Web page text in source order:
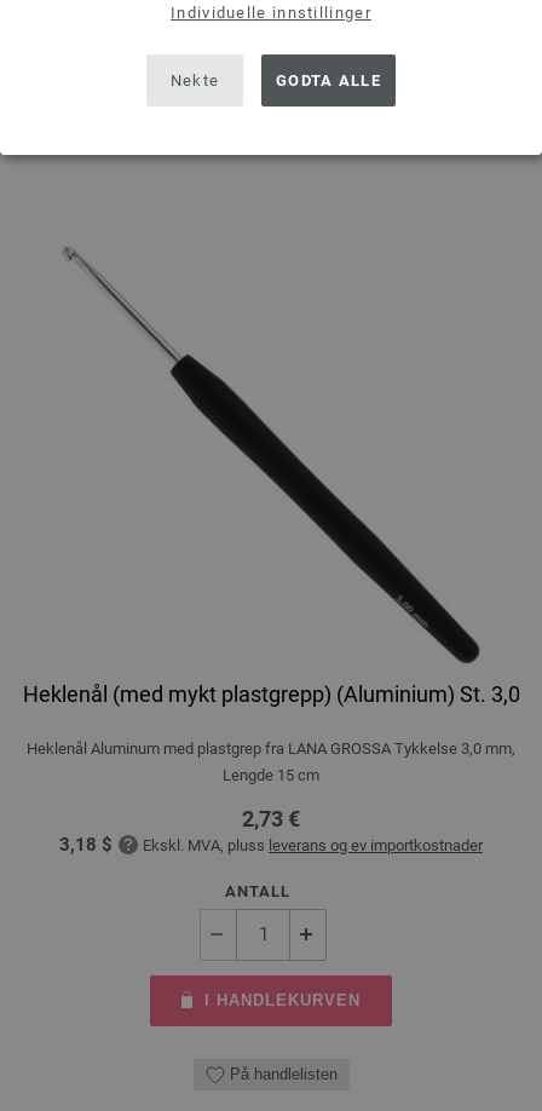
Individuelle innstillinger
Nekte GODTA ALLE
I HANDLEKURVEN
Heklenål (med mykt plastgrepp) (Aluminium) St. 3,0
Heklenål Aluminum med plastgrep fra LANA GROSSA Tykkelse 3,0 mm,
Lengde 15 cm
2,73 €
3,18 $ Ekskl. MVA, pluss leverans og ev importkostnader
ANTALL
I HANDLEKURVEN
På handlelisten